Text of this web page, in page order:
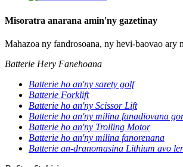
Misoratra anarana amin'ny gazetinay
Mahazoa ny fandrosoana, ny hevi-baovao
Batterie Hery Fanehoana
Batterie ho an'ny sarety golf
Batterie Forklift
Batterie ho an'ny Scissor Lift
Batterie ho an'ny milina fanadiovana
Batterie ho an'ny Trolling Motor
Batterie ho an'ny milina fanorenana
Batterie an-dranomasina Lithium avo